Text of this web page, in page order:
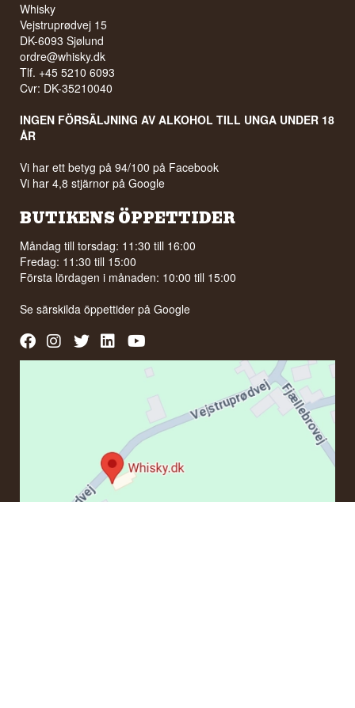
Whisky
Vejstruprødvej 15
DK-6093 Sjølund
ordre@whisky.dk
Tlf. +45 5210 6093
Cvr: DK-35210040
INGEN FÖRSÄLJNING AV ALKOHOL TILL UNGA UNDER 18
ÅR
Vi har ett betyg på 94/100 på Facebook
Vi har 4,8 stjärnor på Google
BUTIKENS ÖPPETTIDER
Måndag till torsdag: 11:30 till 16:00
Fredag: 11:30 till 15:00
Första lördagen i månaden: 10:00 till 15:00
Se särskilda öppettider påGoogle